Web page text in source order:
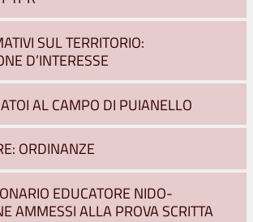
SUL TERRITORIO:
D’INTERESSE
AL CAMPO DI PUIANELLO
ORDINANZE
EDUCATORE NIDO-
AMMESSI ALLA PROVA SCRITTA